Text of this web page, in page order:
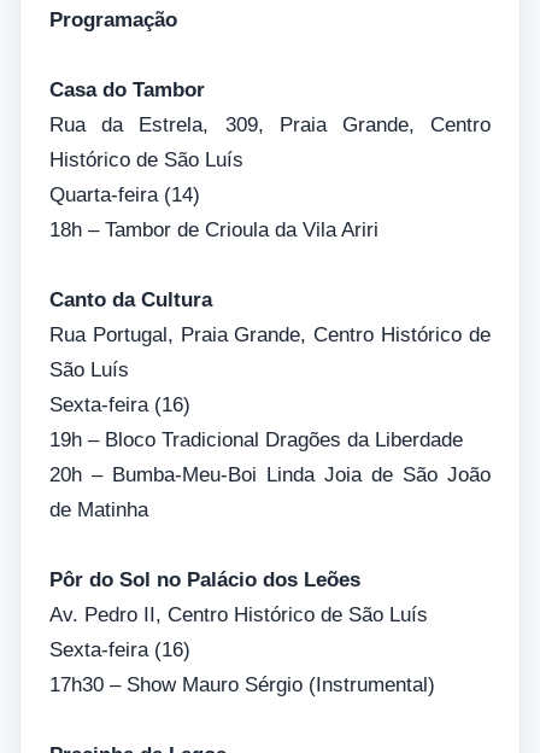
Programação
Casa do Tambor
Rua da Estrela, 309, Praia Grande, Centro
Histórico de São Luís
Quarta-feira (14)
18h – Tambor de Crioula da Vila Ariri
Canto da Cultura
Rua Portugal, Praia Grande, Centro Histórico de
São Luís
Sexta-feira (16)
19h – Bloco Tradicional Dragões da Liberdade
20h – Bumba-Meu-Boi Linda Joia de São João
de Matinha
Pôr do Sol no Palácio dos Leões
Av. Pedro II, Centro Histórico de São Luís
Sexta-feira (16)
17h30 – Show Mauro Sérgio (Instrumental)